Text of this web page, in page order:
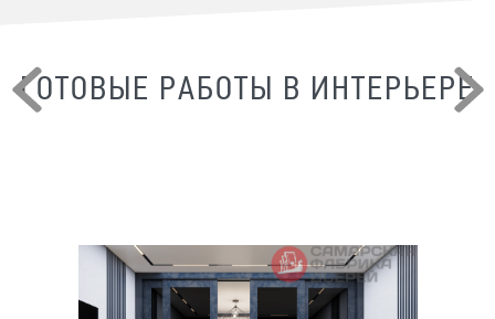
ГОТОВЫЕ РАБОТЫ В ИНТЕРЬЕРЕ